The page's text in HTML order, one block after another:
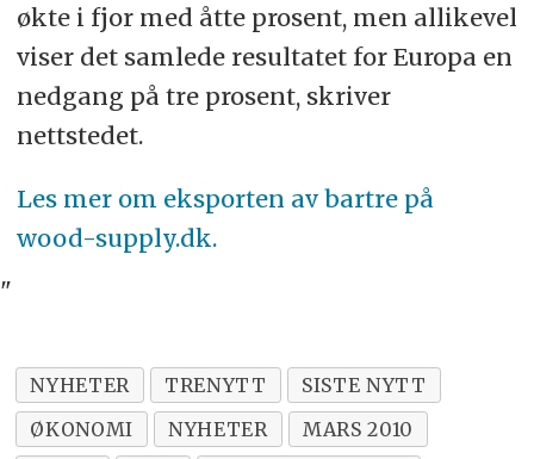
økte i fjor med åtte prosent, men allikevel
viser det samlede resultatet for Europa en
nedgang på tre prosent, skriver
nettstedet.
Les mer om eksporten av bartre på
wood-supply.dk.
"
NYHETER TRENYTT
SISTE NYTT
ØKONOMI
NYHETER
MARS 2010